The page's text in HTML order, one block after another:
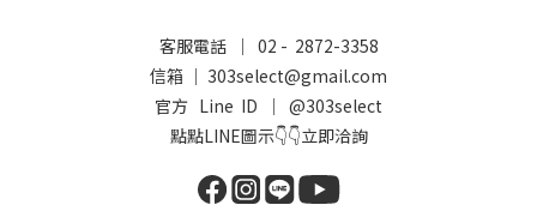
客服電話 ｜ 02 - 2872-3358
信箱 ｜ 303select@gmail.com
官方 Line ID ｜ @303select
點點LINE圖示👇👇立即洽詢